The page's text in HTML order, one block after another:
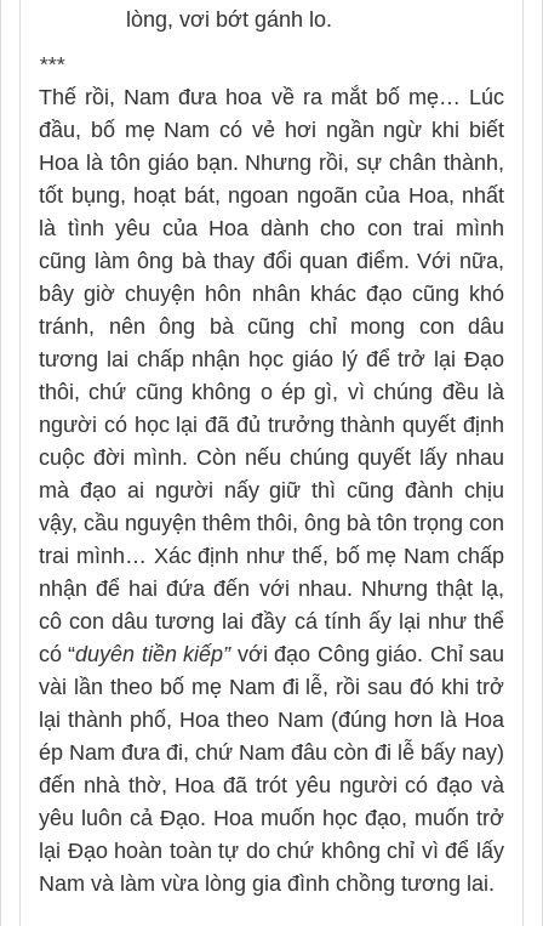
lòng, vơi bớt gánh lo.
***
Thế rồi, Nam đưa hoa về ra mắt bố mẹ… Lúc
đầu, bố mẹ Nam có vẻ hơi ngần ngừ khi biết
Hoa là tôn giáo bạn. Nhưng rồi, sự chân thành,
tốt bụng, hoạt bát, ngoan ngoãn của Hoa, nhất
là tình yêu của Hoa dành cho con trai mình
cũng làm ông bà thay đổi quan điểm. Với nữa,
bây giờ chuyện hôn nhân khác đạo cũng khó
tránh, nên ông bà cũng chỉ mong con dâu
tương lai chấp nhận học giáo lý để trở lại Đạo
thôi, chứ cũng không o ép gì, vì chúng đều là
người có học lại đã đủ trưởng thành quyết định
cuộc đời mình. Còn nếu chúng quyết lấy nhau
mà đạo ai người nấy giữ thì cũng đành chịu
vậy, cầu nguyện thêm thôi, ông bà tôn trọng con
trai mình… Xác định như thế, bố mẹ Nam chấp
nhận để hai đứa đến với nhau. Nhưng thật lạ,
cô con dâu tương lai đầy cá tính ấy lại như thể
có “duyên tiền kiếp”với đạo Công giáo. Chỉ sau
vài lần theo bố mẹ Nam đi lễ, rồi sau đó khi trở
lại thành phố, Hoa theo Nam (đúng hơn là Hoa
ép Nam đưa đi, chứ Nam đâu còn đi lễ bấy nay)
đến nhà thờ, Hoa đã trót yêu người có đạo và
yêu luôn cả Đạo. Hoa muốn học đạo, muốn trở
lại Đạo hoàn toàn tự do chứ không chỉ vì để lấy
Nam và làm vừa lòng gia đình chồng tương lai.